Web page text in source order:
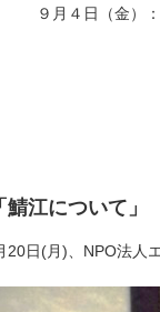
（金）：文化
江について」
20日(月)、NPO法人